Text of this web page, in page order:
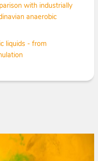
with industrially
anaerobic
liquids - from